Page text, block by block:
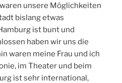
unsere Möglichkeiten
bislang etwas
ist bunt und
haben wir uns die
waren meine Frau und ich
im Theater und beim
ist sehr international,